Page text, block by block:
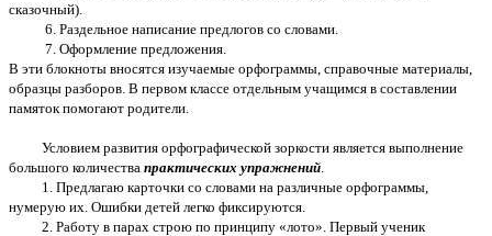
сказочный).
6. Раздельное написание предлогов со словами.
7. Оформление предложения.
В эти блокноты вносятся изучаемые орфограммы, справочные материалы,
образцы разборов. В первом классе отдельным учащимся в составлении
памяток помогают родители.
Условием развития орфографической зоркости является выполнение
большого количества практических упражнений.
1. Предлагаю карточки со словами на различные орфограммы,
нумерую их. Ошибки детей легко фиксируются.
2. Работу в парах строю по принципу «лото». Первый ученик